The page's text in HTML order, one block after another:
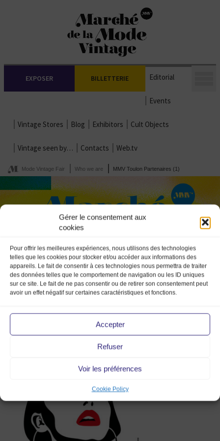
Gérer le consentement aux
cookies
Pour offrir les meilleures expériences, nous utilisons des technologies
telles que les cookies pour stocker et/ou accéder aux informations des
appareils. Le fait de consentir à ces technologies nous permettra de traiter
des données telles que le comportement de navigation ou les ID uniques
sur ce site. Le fait de ne pas consentir ou de retirer son consentement peut
avoir un effet négatif sur certaines caractéristiques et fonctions.
Accepter
Refuser
Voir les préférences
Cookie Policy
EXPOSER BILLETTERIE Editorial
Events
Vintage Stores Blog Exhibitors Cult Objects
Vintage seen by… Contacts Web.tv
Mode Vintage Fair Who we are MMV Toulon Partenaires (1)